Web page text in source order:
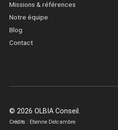
Missions & références
Notre équipe
Blog
Contact
© 2026 OLBIA Conseil.
Crédits : Etienne Delcambre